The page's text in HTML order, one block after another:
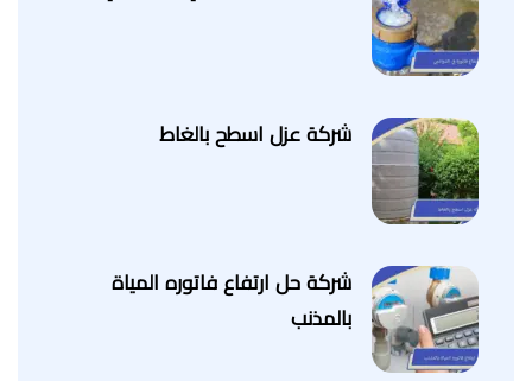
شركة عزل اسطح بالغاط
شركة حل ارتفاع فاتوره المياة
بالمذنب